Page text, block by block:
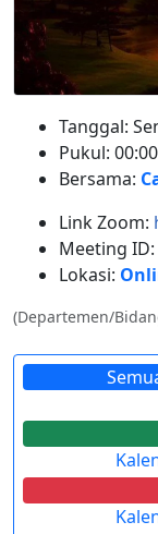
Tanggal:
Pukul:
Bersama:
Link Zoom:
Meeting ID:
Lokasi:
(Departemen/